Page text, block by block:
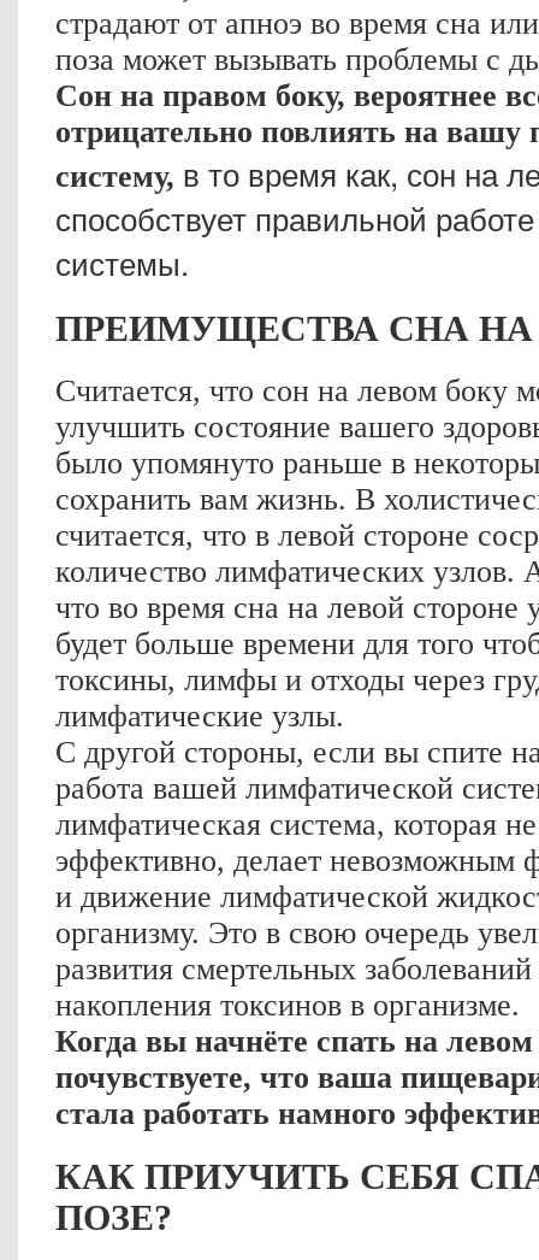
страдают от апноэ во время сна
поза может вызывать проблемы с
Сон на правом боку, вероятнее
отрицательно повлиять на
систему, в то время как, сон на
способствует правильной
системы.
ПРЕИМУЩЕСТВА СНА
Считается, что сон на левом боку
улучшить состояние вашего
было упомянуто раньше в
сохранить вам жизнь. В
считается, что в левой стороне
количество лимфатических узлов.
что во время сна на левой стороне
будет больше времени для того
токсины, лимфы и отходы через
лимфатические узлы.
С другой стороны, если вы спите
работа вашей лимфатической
лимфатическая система, которая
эффективно, делает невозможным
и движение лимфатической
организму. Это в свою очередь
развития смертельных
накопления токсинов в организме.
Когда вы начнёте спать на
почувствуете, что ваша
стала работать намного
КАК ПРИУЧИТЬ СЕБЯ
ПОЗЕ?